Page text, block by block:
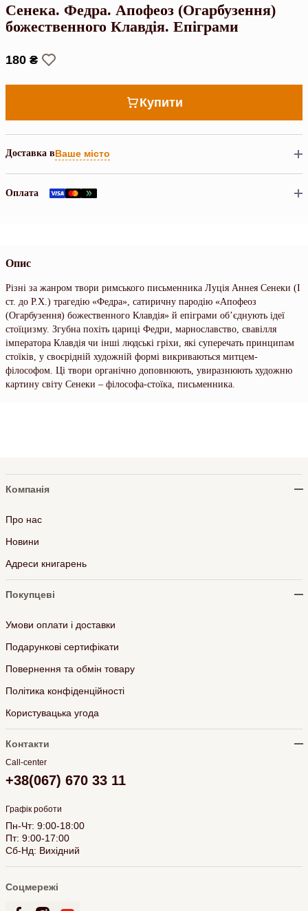
Сенека. Федра. Апофеоз (Огарбузення)
божественного Клавдія. Епіграми
180 ₴
Купити
Доставка вВаше місто
Оплата
Опис
Різні за жанром твори римського письменника Луція Аннея Сенеки (І
ст. до Р.Х.) трагедію «Федра», сатиричну пародію «Апофеоз
(Огарбузення) божественного Клавдія» й епіграми об’єднують ідеї
стоїцизму. Згубна похіть цариці Федри, марнославство, свавілля
імператора Клавдія чи інші людські гріхи, які суперечать принципам
стоїків, у своєрідній художній формі викриваються митцем-
філософом. Ці твори органічно доповнюють, увиразнюють художню
картину світу Сенеки – філософа-стоїка, письменника.
Компанія
Про нас
Новини
Адреси книгарень
Покупцеві
Умови оплати і доставки
Подарункові сертифікати
Повернення та обмін товару
Політика конфіденційності
Користувацька угода
Контакти
Call-center
+38(067) 670 33 11
Графік роботи
Пн-Чт: 9:00-18:00
Пт: 9:00-17:00
Сб-Нд: Вихідний
Соцмережі